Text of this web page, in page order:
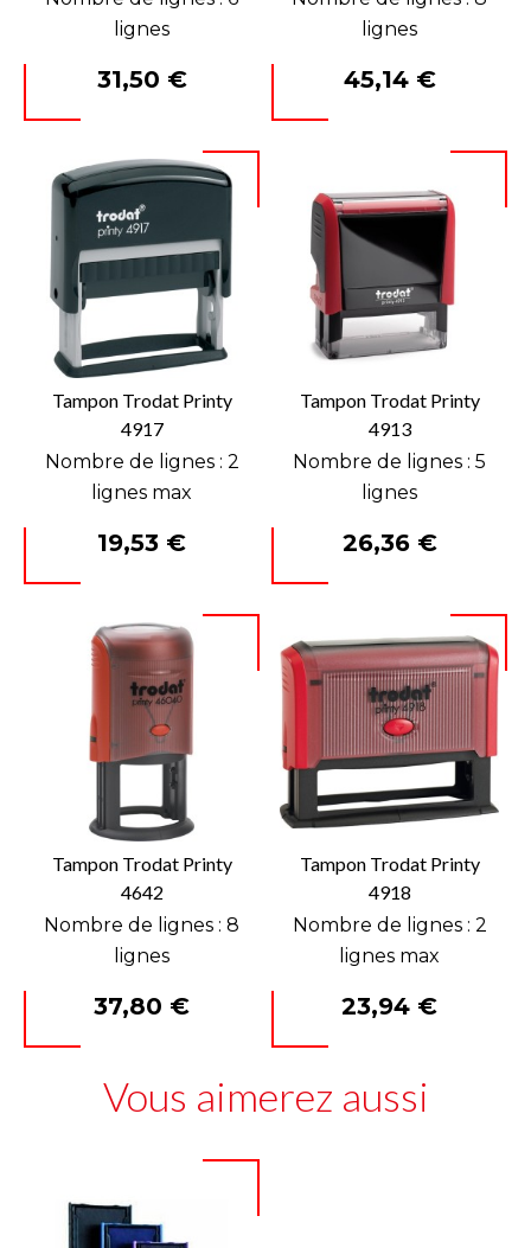
lignes
Prix
31,50 €
lignes
Prix
45,14 €
Tampon Trodat Printy
4917
Nombre de lignes : 2
lignes max
Prix
19,53 €
Tampon Trodat Printy
4913
Nombre de lignes : 5
lignes
Prix
26,36 €
Tampon Trodat Printy
4642
Nombre de lignes : 8
lignes
Prix
37,80 €
Tampon Trodat Printy
4918
Nombre de lignes : 2
lignes max
Prix
23,94 €
Vous aimerez aussi